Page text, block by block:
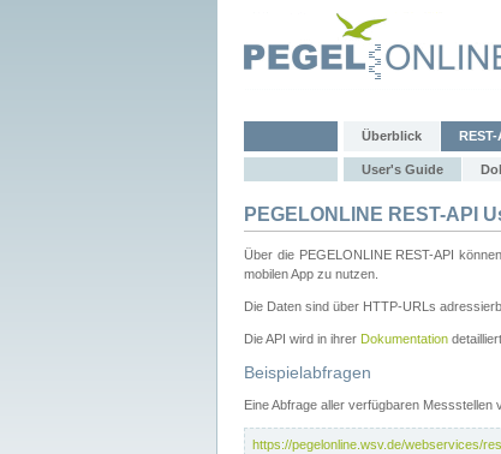
Überblick REST-
User's Guide
PEGELONLINE REST-API
Über die PEGELONLINE REST-API
mobilen App zu nutzen.
Die Daten sind über HTTP-URLs
Die API wird in ihrer Dokumentation
Beispielabfragen
Eine Abfrage aller verfügbaren
https://pegelonline.wsv.de/webservices/